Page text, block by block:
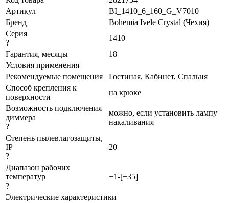
Артикул
BI_1410_6_160_G_V7010
Бренд
Bohemia Ivele Crystal (Чехия)
Серия
?
1410
Гарантия, месяцы
18
Условия применения
Рекомендуемые помещения
Гостиная, Кабинет, Спальня
Способ крепления к
поверхности
на крюке
Возможность подключения
диммера
?
можно, если установить лампу
накаливания
Степень пылевлагозащиты,
IP
?
20
Диапазон рабочих
температур
?
+1-[+35]
Электрические характеристики